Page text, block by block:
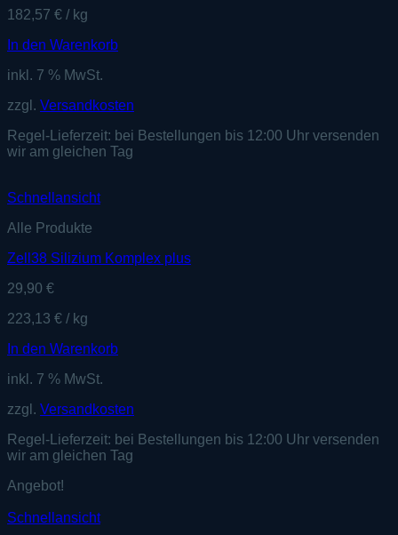
182,57 € / kg
In den Warenkorb
inkl. 7 % MwSt.
zzgl. Versandkosten
Regel-Lieferzeit: bei Bestellungen bis 12:00 Uhr versenden
wir am gleichen Tag
Schnellansicht
Alle Produkte
Zell38 Silizium Komplex plus
29,90 €
223,13 € / kg
In den Warenkorb
inkl. 7 % MwSt.
zzgl. Versandkosten
Regel-Lieferzeit: bei Bestellungen bis 12:00 Uhr versenden
wir am gleichen Tag
Angebot!
Schnellansicht